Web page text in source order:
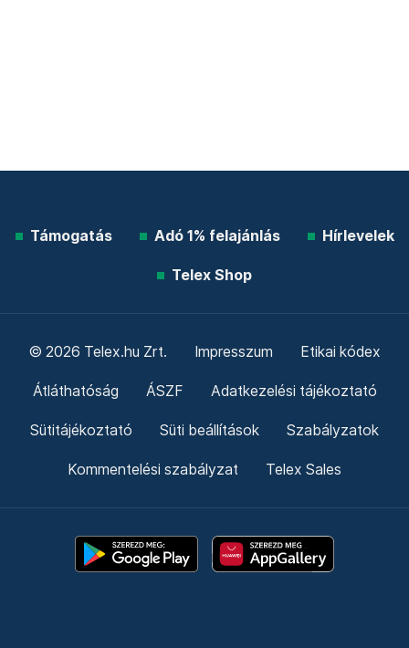
Támogatás Adó 1% felajánlás Hírlevelek
Telex Shop
© 2026 Telex.hu Zrt. Impresszum Etikai kódex
Átláthatóság ÁSZF Adatkezelési tájékoztató
Sütitájékoztató Süti beállítások Szabályzatok
Kommentelési szabályzat Telex Sales